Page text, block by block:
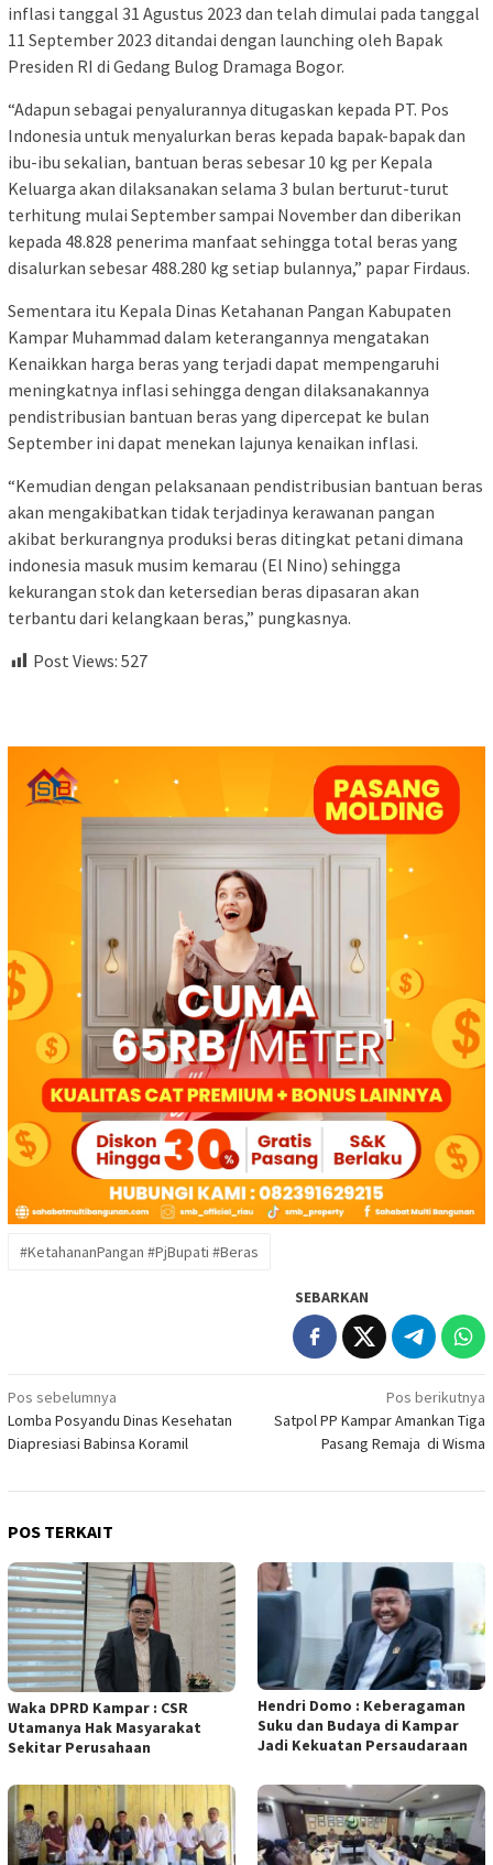
inflasi tanggal 31 Agustus 2023 dan telah dimulai pada tanggal
11 September 2023 ditandai dengan launching oleh Bapak
Presiden RI di Gedang Bulog Dramaga Bogor.
“Adapun sebagai penyalurannya ditugaskan kepada PT. Pos
Indonesia untuk menyalurkan beras kepada bapak-bapak dan
ibu-ibu sekalian, bantuan beras sebesar 10 kg per Kepala
Keluarga akan dilaksanakan selama 3 bulan berturut-turut
terhitung mulai September sampai November dan diberikan
kepada 48.828 penerima manfaat sehingga total beras yang
disalurkan sebesar 488.280 kg setiap bulannya,” papar Firdaus.
Sementara itu Kepala Dinas Ketahanan Pangan Kabupaten
Kampar Muhammad dalam keterangannya mengatakan
Kenaikkan harga beras yang terjadi dapat mempengaruhi
meningkatnya inflasi sehingga dengan dilaksanakannya
pendistribusian bantuan beras yang dipercepat ke bulan
September ini dapat menekan lajunya kenaikan inflasi.
“Kemudian dengan pelaksanaan pendistribusian bantuan beras
akan mengakibatkan tidak terjadinya kerawanan pangan
akibat berkurangnya produksi beras ditingkat petani dimana
indonesia masuk musim kemarau (El Nino) sehingga
kekurangan stok dan ketersedian beras dipasaran akan
terbantu dari kelangkaan beras,” pungkasnya.
Post Views: 527
#KetahananPangan #PjBupati #Beras
SEBARKAN
Navigasi
pos
Pos sebelumnya
Lomba Posyandu Dinas Kesehatan
Diapresiasi Babinsa Koramil
Pos berikutnya
Satpol PP Kampar Amankan Tiga
Pasang Remaja di Wisma
POS TERKAIT
Waka DPRD Kampar : CSR
Utamanya Hak Masyarakat
Sekitar Perusahaan
Hendri Domo : Keberagaman
Suku dan Budaya di Kampar
Jadi Kekuatan Persaudaraan